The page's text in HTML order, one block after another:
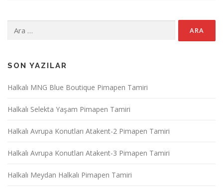
SON YAZILAR
Halkalı MNG Blue Boutique Pimapen Tamiri
Halkalı Selekta Yaşam Pimapen Tamiri
Halkalı Avrupa Konutları Atakent-2 Pimapen Tamiri
Halkalı Avrupa Konutları Atakent-3 Pimapen Tamiri
Halkalı Meydan Halkalı Pimapen Tamiri